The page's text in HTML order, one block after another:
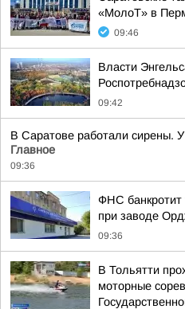
«МолоТ» в
09:46
Власти
09:42
В Саратове работали сирены.
Главное
09:36
ФНС банкротит
при заводе
09:36
В Тольятти
моторные